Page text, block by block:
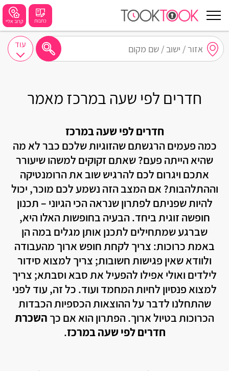
קרוב אליי כתבות
בת ים
שזור
בורגתה
קרית אתא
קרית מוצקין
בית עריף
חולון
יבנאל
עוד
חדרים לפי שעה במרכז מאמר
חדרים לפי שעה במרכז
כמה פעמים הרגשתם שהזוגיות שלכם כבר לא מה
שהיא הייתה פעם? שאתם זקוקים למשהו שיעורר
אתכם ויגרום לכם להרגיש שוב את הרומנטיקה
וההתלהבות? אם המצב הזה נשמע לכם מוכר, יכול
להיות שפניתם לפתרון שנראה הכי הגיוני – תכנון
חופשה זוגית ביחד. הבעיה בחופשות האלו היא,
שברגע שמתחילים לתכנן אותן מגלים במה הן
באמת כרוכות: צריך לקחת חופש ארוך מהעבודה
ולוודא שאין פגישות חשובות; צריך למצוא סידור
לילדים ואולי אפילו להפעיל את סבא וסבתא; צריך
למצוא פנסיון לחיות המחמד ועוד. כל זה, עוד לפני
שהתחלנו לדבר על ההוצאות הכספיות הכבדות
הכרוכות בטיול ארוך. הפתרון הוא אם כך השכרת
חדרים לפי שעה במרכז.